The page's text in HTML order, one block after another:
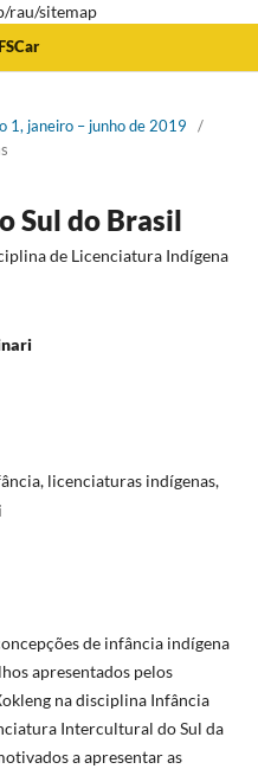
rau/sitemap
1, janeiro – junho de 2019
/
Sul do Brasil
de Licenciatura Indígena
licenciaturas indígenas,
de infância indígena
apresentados pelos
na disciplina Infância
Intercultural do Sul da
a apresentar as